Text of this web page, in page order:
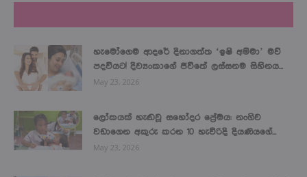
හැමෝගෙම ආදරේ දිනාගත්ත ‘ඉෂි අම්මා’ මව්
පදවියට! දිව්‍යංකාගේ ජීවිතේ ලස්සනම සිහිනය...
May 23, 2026
ලෝකයක් හැඬවූ සහෝදර ප්‍රේමය: නංගිව
වඩාගෙන අකුරු කරන 10 හැවිරිදි දියණියගේ...
May 23, 2026